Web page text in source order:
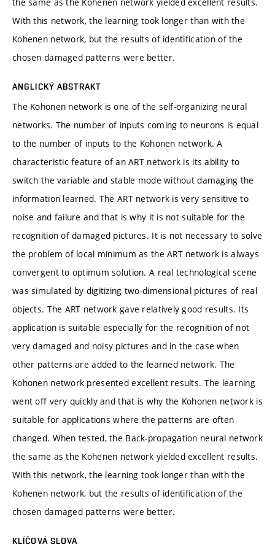
With this network, the learning took longer than with the
Kohenen network, but the results of identification of the
chosen damaged patterns were better.
ANGLICKÝ ABSTRAKT
The Kohonen network is one of the self-organizing neural
networks. The number of inputs coming to neurons is equal
to the number of inputs to the Kohonen network. A
characteristic feature of an ART network is its ability to
switch the variable and stable mode without damaging the
information learned. The ART network is very sensitive to
noise and failure and that is why it is not suitable for the
recognition of damaged pictures. It is not necessary to solve
the problem of local minimum as the ART network is always
convergent to optimum solution. A real technological scene
was simulated by digitizing two-dimensional pictures of real
objects. The ART network gave relatively good results. Its
application is suitable especially for the recognition of not
very damaged and noisy pictures and in the case when
other patterns are added to the learned network. The
Kohonen network presented excellent results. The learning
went off very quickly and that is why the Kohonen network is
suitable for applications where the patterns are often
changed. When tested, the Back-propagation neural network
the same as the Kohenen network yielded excellent results.
With this network, the learning took longer than with the
Kohenen network, but the results of identification of the
chosen damaged patterns were better.
KLÍČOVÁ SLOVA